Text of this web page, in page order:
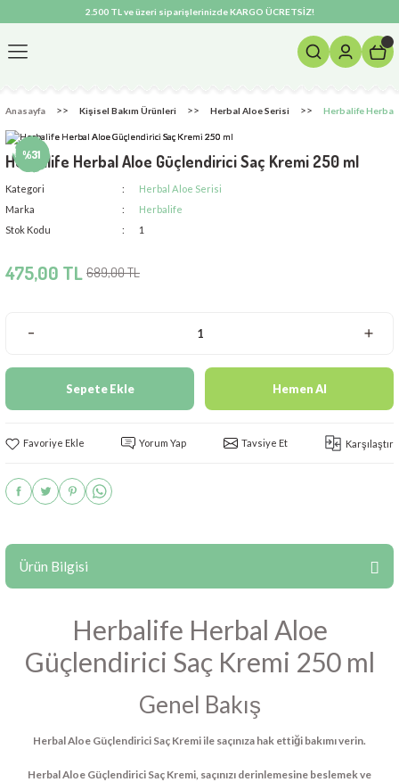
2.500 TL ve üzeri siparişlerinizde KARGO ÜCRETSİZ!
Geri Dön
Anasayfa Kişisel Bakım Ürünleri Herbal Aloe Serisi Herbalife Herbal
%31
Herbalife Herbal Aloe Güçlendirici Saç Kremi​ 250 ml
Kategori
Herbal Aloe Serisi
Marka
Herbalife
Stok Kodu
1
475,00 TL 689,00 TL
Sepete Ekle Hemen Al
Yorum Yap Tavsiye Et Karşılaştır
Ürün Bilgisi
Herbalife Herbal Aloe
Güçlendirici Saç Kremi​ 250 ml
Genel Bakış
Herbal Aloe Güçlendirici Saç Kremi ile saçınıza hak ettiği bakımı verin.
Herbal Aloe Güçlendirici Saç Kremi, saçınızı derinlemesine beslemek ve